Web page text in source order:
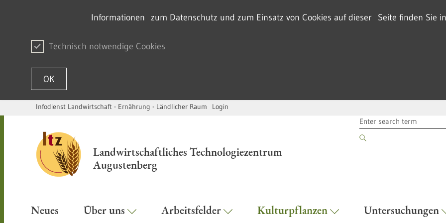
Informationen zum Datenschutz und zum Einsatz von Cookies auf dieser Seite finden Sie
Technisch notwendige Cookies
OK
Skip to content
Infodienst Landwirtschaft - Ernährung - Ländlicher Raum Login
Landwirtschaftliches Technologiezentrum
Augustenberg
SEARCH TERM
Neues Über uns Arbeitsfelder Kulturpflanzen Untersuchungen